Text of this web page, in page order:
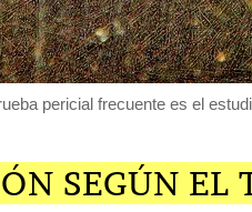
pericial frecuente es el
SEGÚN EL